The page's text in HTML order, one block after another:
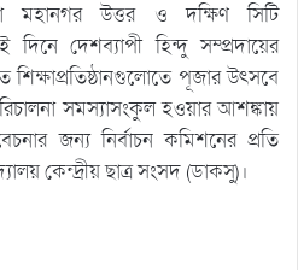
মহানগর উত্তর ও দক্ষিণ সিটি
দেশব্যাপী হিন্দু সম্প্রদায়ের
শিক্ষাপ্রতিষ্ঠানগুলোতে পূজার উৎসবে
সমস্যাসংকুল হওয়ার আশঙ্কায়
জন্য নির্বাচন কমিশনের প্রতি
কেন্দ্রীয় ছাত্র সংসদ (ডাকসু)।